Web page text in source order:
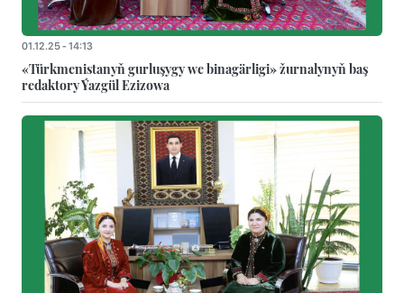
01.12.25 - 14:13
«Türkmenistanyň gurluşygy we binagärligi» žurnalynyň baş
redaktory Ýazgül Ezizowa